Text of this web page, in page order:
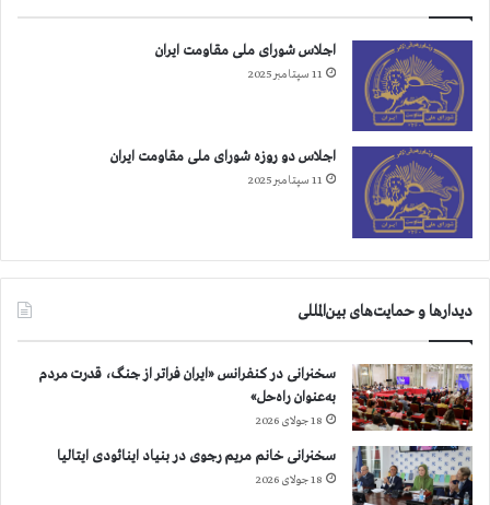
اجلاس شورای ملی مقاومت ایران
11 سپتامبر 2025
اجلاس دو روزه شورای ملی مقاومت ایران
11 سپتامبر 2025
دیدارها و حمایت‌های بین‌المللی
سخنرانی در کنفرانس «ایران فراتر از جنگ، قدرت مردم
به‌عنوان راه‌حل»
18 جولای 2026
سخنرانی خانم مریم رجوی در بنیاد اینائودی ایتالیا
18 جولای 2026